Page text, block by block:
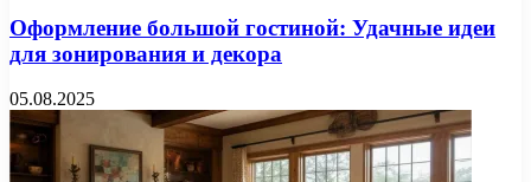
Оформление большой гостиной: Удачные идеи
для зонирования и декора
05.08.2025